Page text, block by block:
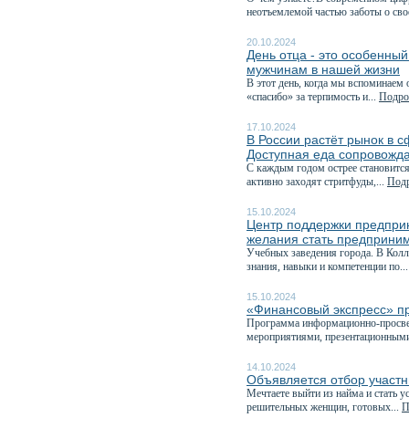
неотъемлемой частью заботы о
20.10.2024
День отца - это
мужчинам в нашей жизни
В этот день, когда мы вспоминаем
«спасибо» за терпимость и...
17.10.2024
В России растёт рынок в
Доступная еда
С каждым годом острее
активно заходят стритфуды,...
15.10.2024
Центр поддержки
желания стать
Учебных заведения города. В
знания, навыки и компетенции
15.10.2024
«Финансовый экспресс»
Программа информационно-
мероприятиями,
14.10.2024
Объявляется отбор
Мечтаете выйти из найма и
решительных женщин, готовых...